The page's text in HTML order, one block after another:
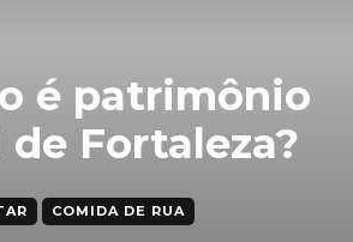
é patrimônio
Fortaleza?
COMIDA DE RUA